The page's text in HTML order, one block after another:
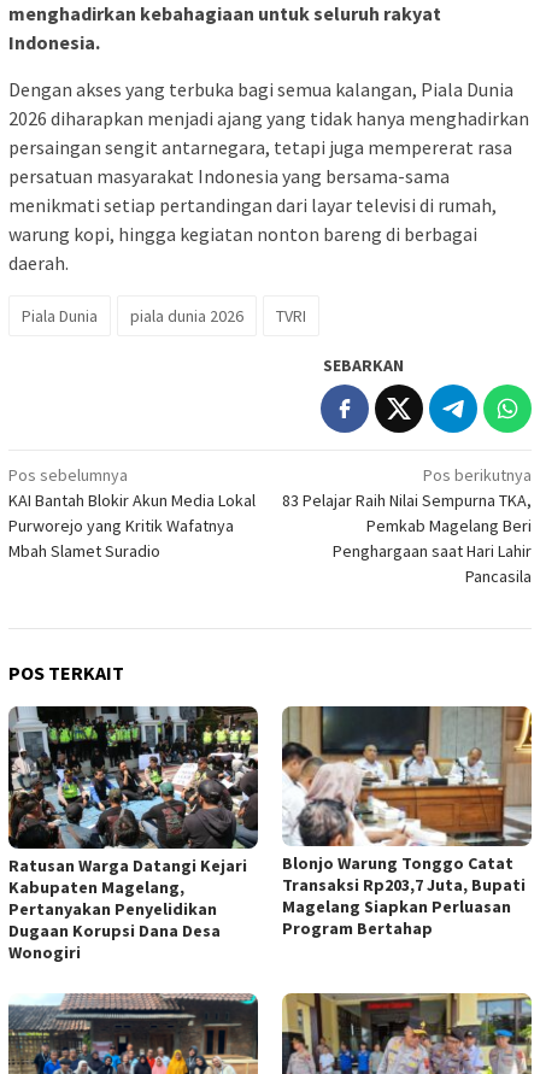
menghadirkan kebahagiaan untuk seluruh rakyat
Indonesia.
Dengan akses yang terbuka bagi semua kalangan, Piala Dunia
2026 diharapkan menjadi ajang yang tidak hanya menghadirkan
persaingan sengit antarnegara, tetapi juga mempererat rasa
persatuan masyarakat Indonesia yang bersama-sama
menikmati setiap pertandingan dari layar televisi di rumah,
warung kopi, hingga kegiatan nonton bareng di berbagai
daerah.
Piala Dunia piala dunia 2026 TVRI
SEBARKAN
Navigasi
pos
Pos sebelumnya
KAI Bantah Blokir Akun Media Lokal
Purworejo yang Kritik Wafatnya
Mbah Slamet Suradio
Pos berikutnya
83 Pelajar Raih Nilai Sempurna TKA,
Pemkab Magelang Beri
Penghargaan saat Hari Lahir
Pancasila
POS TERKAIT
Ratusan Warga Datangi Kejari
Kabupaten Magelang,
Pertanyakan Penyelidikan
Dugaan Korupsi Dana Desa
Wonogiri
Blonjo Warung Tonggo Catat
Transaksi Rp203,7 Juta, Bupati
Magelang Siapkan Perluasan
Program Bertahap